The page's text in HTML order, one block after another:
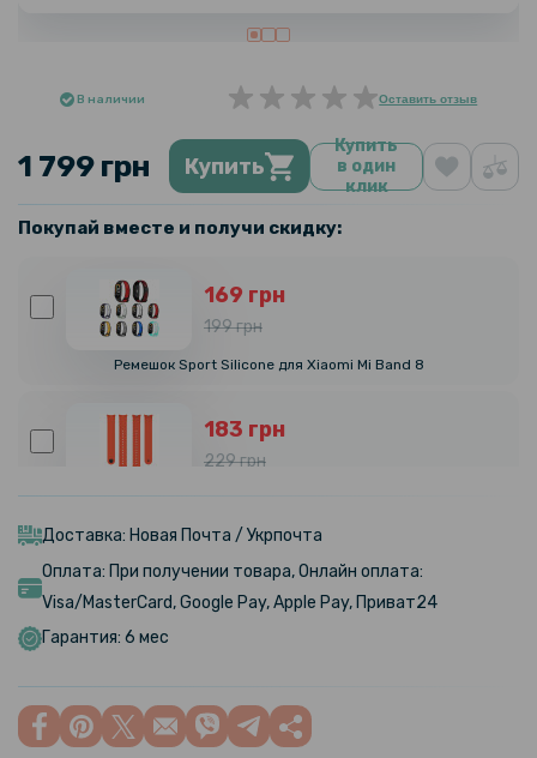
В наличии Оставить отзыв
1 799 грн Купить
Купить
в один
клик
Покупай вместе и получи скидку:
169 грн
199 грн
Ремешок Sport Silicone для Xiaomi Mi Band 8
183 грн
229 грн
Ремешок Silicone для Xiaomi Mi Band 8
271 грн
339 грн
Ремешок Milanese Magnetic для Xiaomi Mi Band 8
199 грн
Доставка: Новая Почта / Укрпочта
Оплата: При получении товара, Онлайн оплата:
Visa/MasterCard, Google Pay, Apple Pay, Приват24
Гарантия: 6 мес